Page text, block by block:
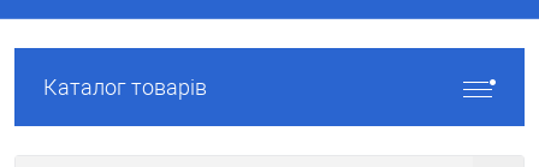
Каталог товарів